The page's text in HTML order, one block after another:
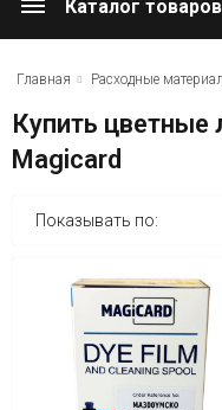
Каталог товаров
Главная Расходные
Купить цветные
Magicard
Показывать по: